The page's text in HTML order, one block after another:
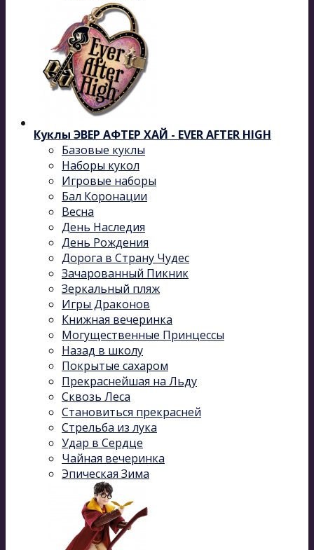
Куклы ЭВЕР АФТЕР ХАЙ - EVER AFTER HIGH
Базовые куклы
Наборы кукол
Игровые наборы
Бал Коронации
Весна
День Наследия
День Рождения
Дорога в Страну Чудес
Зачарованный Пикник
Зеркальный пляж
Игры Драконов
Книжная вечеринка
Могущественные Принцессы
Назад в школу
Покрытые сахаром
Прекраснейшая на Льду
Сквозь Леса
Становиться прекрасней
Стрельба из лука
Удар в Сердце
Чайная вечеринка
Эпическая Зима